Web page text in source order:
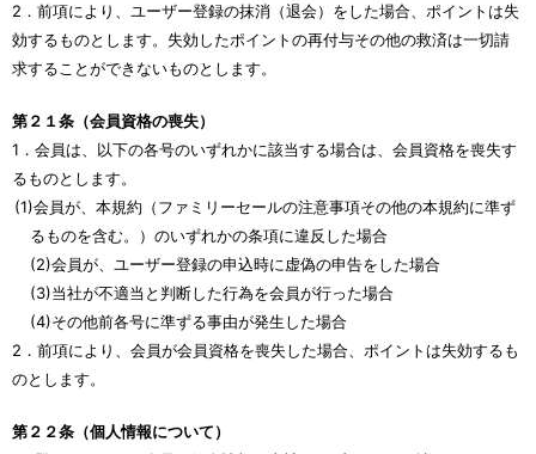
2．前項により、ユーザー登録の抹消（退会）をした場合、ポイントは失
効するものとします。失効したポイントの再付与その他の救済は一切請
求することができないものとします。
第２１条（会員資格の喪失）
1．会員は、以下の各号のいずれかに該当する場合は、会員資格を喪失す
るものとします。
(1)会員が、本規約（ファミリーセールの注意事項その他の本規約に準ず
るものを含む。）のいずれかの条項に違反した場合
(2)会員が、ユーザー登録の申込時に虚偽の申告をした場合
(3)当社が不適当と判断した行為を会員が行った場合
(4)その他前各号に準ずる事由が発生した場合
2．前項により、会員が会員資格を喪失した場合、ポイントは失効するも
のとします。
第２２条（個人情報について）